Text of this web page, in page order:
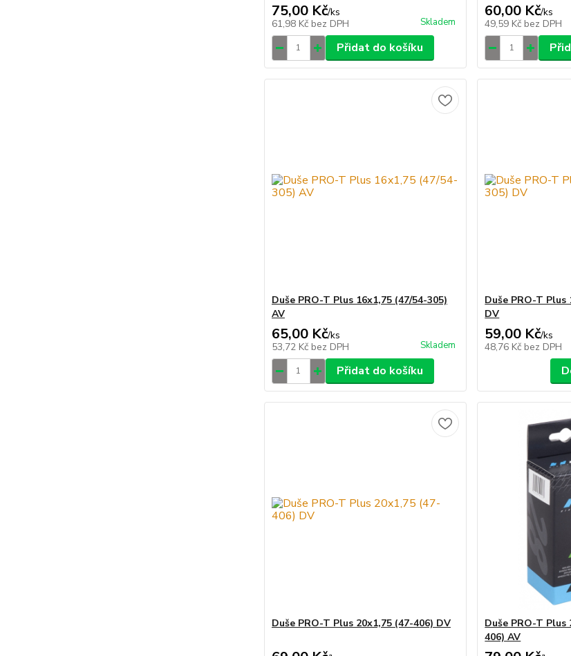
75,00 Kč/ks
61,98 Kč bez DPH Skladem
Přidat do košíku
60,00 Kč/ks
49,59 Kč bez DPH
Duše PRO-T Plus 16x1,75 (47/54-305)
AV
65,00 Kč/ks
53,72 Kč bez DPH Skladem
Přidat do košíku
Duše PRO-T Plus
DV
59,00 Kč/ks
48,76 Kč bez DPH
Duše PRO-T Plus 20x1,75 (47-406) DV
Duše PRO-T Plus
406) AV